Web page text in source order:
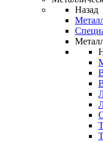
Назад